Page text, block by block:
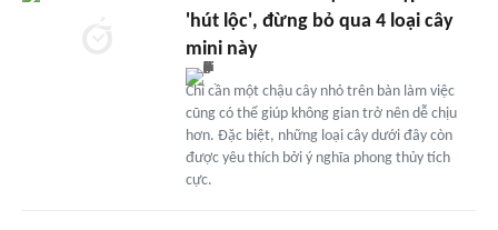
'hút lộc', đừng bỏ qua 4 loại cây
mini này
Chỉ cần một chậu cây nhỏ trên bàn làm việc
cũng có thể giúp không gian trở nên dễ chịu
hơn. Đặc biệt, những loại cây dưới đây còn
được yêu thích bởi ý nghĩa phong thủy tích
cực.